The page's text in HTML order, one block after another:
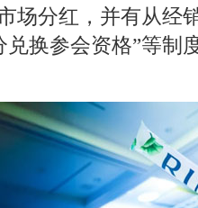
场分红，并有从经
兑换参会资格”等制